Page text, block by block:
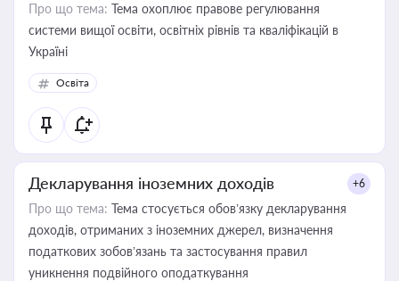
Про що тема: Тема охоплює правове регулювання
системи вищої освіти, освітніх рівнів та кваліфікацій в
Україні
Освіта
Декларування іноземних доходів +6
Про що тема: Тема стосується обов’язку декларування
доходів, отриманих з іноземних джерел, визначення
податкових зобов’язань та застосування правил
уникнення подвійного оподаткування